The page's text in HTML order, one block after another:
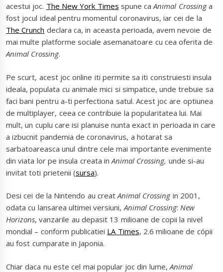
acestui joc. The New York Times spune caAnimal Crossinga
fost jocul ideal pentru momentul coronavirus, iar cei de la
The Crunch declara ca, in aceasta perioada, avem nevoie de
mai multe platforme sociale asemanatoare cu cea oferita de
Animal Crossing.
Pe scurt, acest joc online iti permite sa iti construiesti insula
ideala, populata cu animale mici si simpatice, unde trebuie sa
faci bani pentru a-ti perfectiona satul. Acest joc are optiunea
de multiplayer, ceea ce contribuie la popularitatea lui. Mai
mult, un cuplu care isi planuise nunta exact in perioada in care
a izbucnit pandemia de coronavirus, a hotarat sa
sarbatoareasca unul dintre cele mai importante evenimente
din viata lor pe insula creata inAnimal Crossing, unde si-au
invitat toti prietenii (sursa).
Desi cei de la Nintendo au creatAnimal Crossingin 2001,
odata cu lansarea ultimei versiuni,Animal Crossing:New
Horizons, vanzarile au depasit 13 milioane de copii la nivel
mondial – conform publicatiei LA Times, 2.6 milioane de cópii
au fost cumparate in Japonia.
Chiar daca nu este cel mai popular joc din lume, Animal